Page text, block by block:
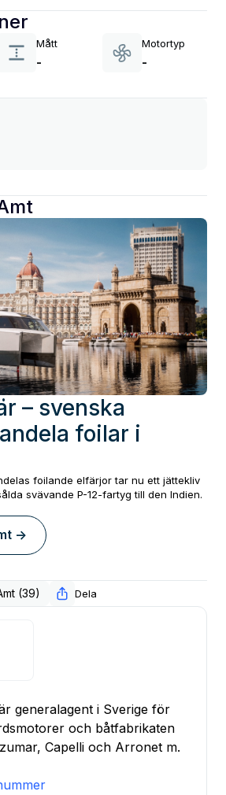
Mått
-
Motortyp
-
– svenska
foilar i
foilande elfärjor tar nu ett jättekliv
svävande P-12-fartyg till den Indien.
->
(39) Dela
generalagent i Sverige för
och båtfabrikaten
Capelli och Arronet m.